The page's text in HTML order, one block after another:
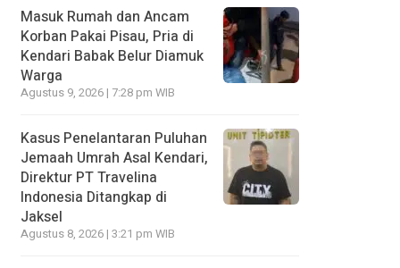
Masuk Rumah dan Ancam
Korban Pakai Pisau, Pria di
Kendari Babak Belur Diamuk
Warga
Agustus 9, 2026 | 7:28 pm WIB
Kasus Penelantaran Puluhan
Jemaah Umrah Asal Kendari,
Direktur PT Travelina
Indonesia Ditangkap di
Jaksel
Agustus 8, 2026 | 3:21 pm WIB